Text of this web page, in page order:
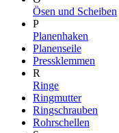
Ösen und Scheiben
P
Planenhaken
Planenseile
Pressklemmen
R
Ringe
Ringmutter
Ringschrauben
Rohrschellen